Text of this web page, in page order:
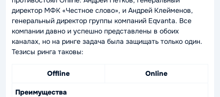
директор МФК «Честное слово», и Андрей Клейменов,
генеральный директор группы компаний Eqvanta. Все
компании давно и успешно представлены в обоих
каналах, но на ринге задача была защищать только один.
Тезисы ринга таковы:
Offline Online
Преимущества